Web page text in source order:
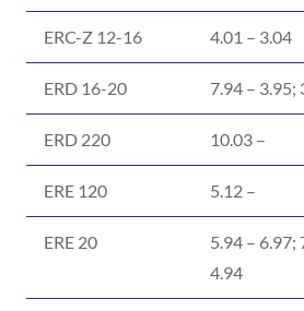
ERC-Z 12-16 4.01 – 3.04
ERD 16-20 7.94 – 3.95;
ERD 220 10.03 –
ERE 120 5.12 –
ERE 20
5.94 – 6.97;
4.94